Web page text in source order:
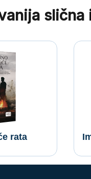
slična
rata